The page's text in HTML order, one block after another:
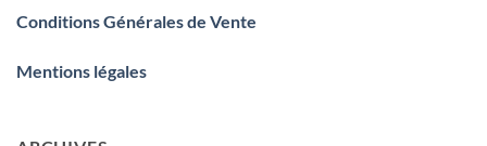
Conditions Générales de Vente
Mentions légales